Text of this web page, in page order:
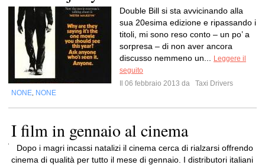
Double Bill si sta avvicinando alla
sua 20esima edizione e ripassando i
titoli, mi sono reso conto – un po’ a
sorpresa – di non aver ancora
discusso nemmeno un...
Leggere il
seguito
Il 06 febbraio 2013 da
Taxi Drivers
NONE NONE
I film in gennaio al cinema
Dopo i magri incassi natalizi il cinema cerca di rialzarsi offrendo
cinema di qualità per tutto il mese di gennaio. I distributori italiani